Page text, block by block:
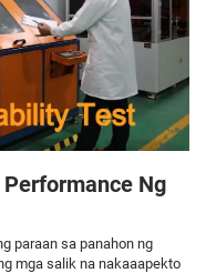
Ng
paraan sa panahon ng
mga salik na nakaaapekto